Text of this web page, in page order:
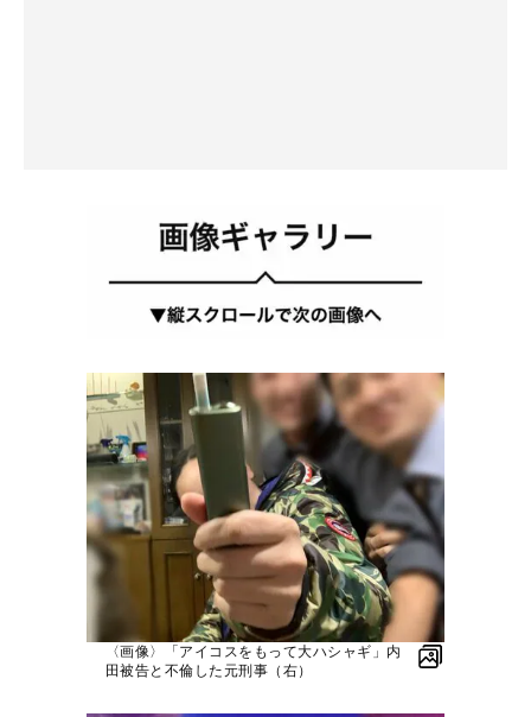
〈画像〉「アイコスをもって大ハシャギ」内
田被告と不倫した元刑事（右）